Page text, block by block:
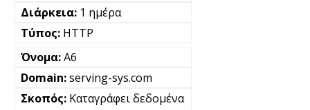
1 ημέρα
HTTP
A6
serving-sys.com
Καταγράφει δεδομένα